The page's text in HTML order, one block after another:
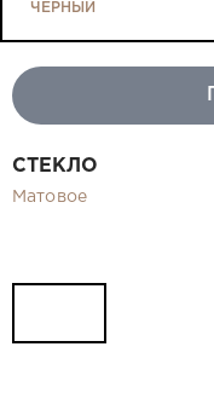
ЧЕРНЫЙ
СТЕКЛО
Матовое